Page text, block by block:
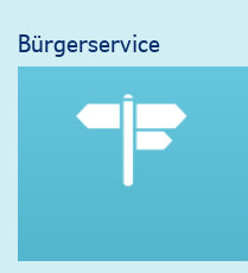
Bürgerservice